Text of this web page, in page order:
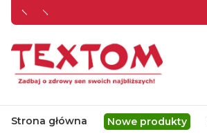
Strona główna Nowe produkty